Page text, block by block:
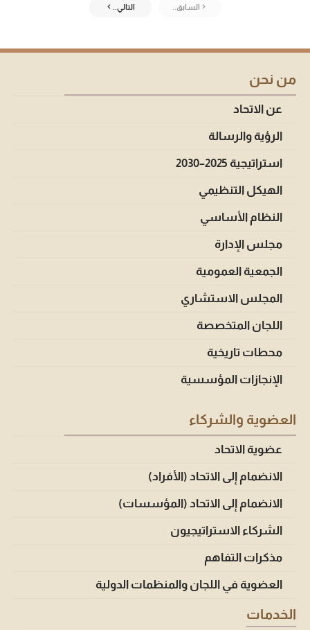
السابق.. التالي..
من نحن
عن الاتحاد
الرؤية والرسالة
استراتيجية 2025–2030
الهيكل التنظيمي
النظام الأساسي
مجلس الإدارة
الجمعية العمومية
المجلس الاستشاري
اللجان المتخصصة
محطات تاريخية
الإنجازات المؤسسية
العضوية والشركاء
عضوية الاتحاد
الانضمام إلى الاتحاد (الأفراد)
الانضمام إلى الاتحاد (المؤسسات)
الشركاء الاستراتيجيون
مذكرات التفاهم
العضوية في اللجان والمنظمات الدولية
الخدمات